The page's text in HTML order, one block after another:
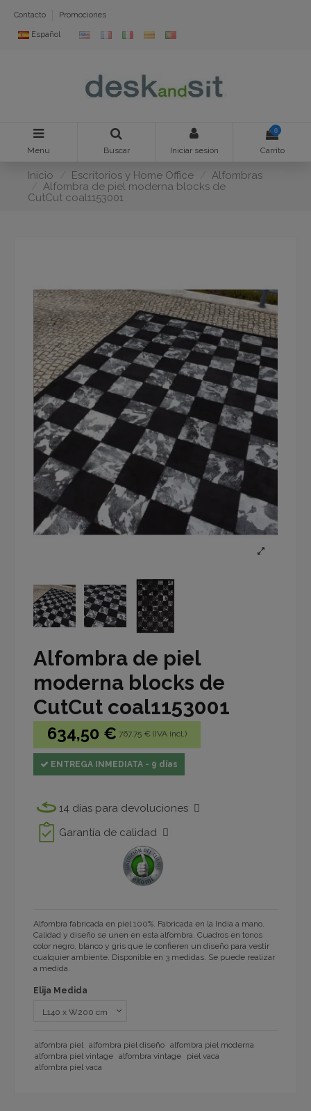
Contacto Promociones
Español
Menu Buscar Iniciar sesión
0
Carrito
Inicio Escritorios y Home Office
Alfombras
Alfombra de piel moderna blocks de
CutCut coal1153001
Alfombra de piel
moderna blocks de
CutCut coal1153001
634,50 € 767.75 € (IVA incl.)
ENTREGA INMEDIATA - 9 días
14 días para devoluciones
Garantía de calidad
Alfombra fabricada en piel 100%. Fabricada en la India a mano.
Calidad y diseño se unen en esta alfombra. Cuadros en tonos
color negro, blanco y gris que le confieren un diseño para vestir
cualquier ambiente. Disponible en 3 medidas. Se puede realizar
a medida.
Elija Medida
alfombra piel alfombra piel diseño alfombra piel moderna
alfombra piel vintage alfombra vintage
piel vaca
alfombra piel vaca